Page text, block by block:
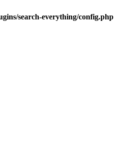
search-everything/config.php